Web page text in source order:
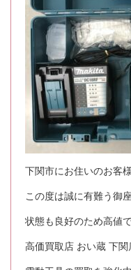
下関市にお住いのお客
この度は誠に有難う御
状態も良好のため高値
高価買取店 おい蔵 下関